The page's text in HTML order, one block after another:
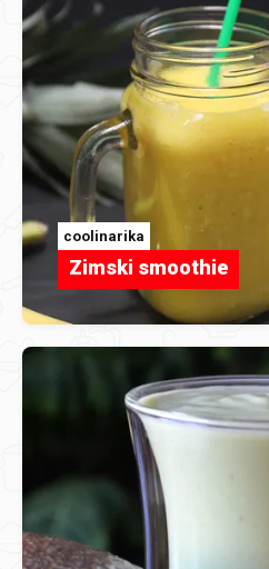
coolinarika
Zimski smoothie